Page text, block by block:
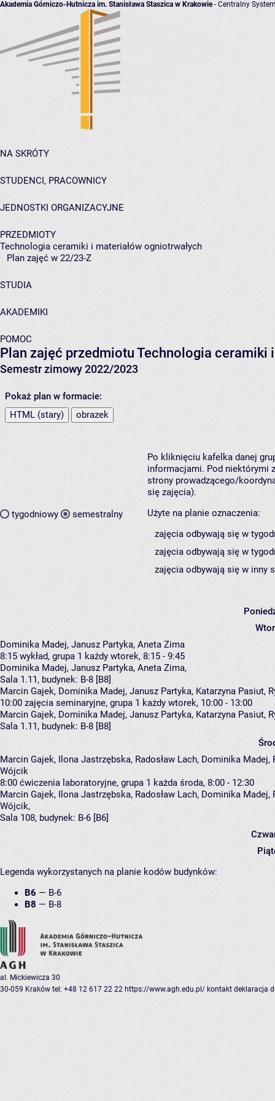
Akademia Górniczo-Hutnicza im. Stanisława Staszica w Krakowie- Centralny
NA SKRÓTY
STUDENCI, PRACOWNICY
JEDNOSTKI ORGANIZACYJNE
PRZEDMIOTY
Technologia ceramiki i materiałów ogniotrwałych
Plan zajęć w 22/23-Z
STUDIA
AKADEMIKI
POMOC
Plan zajęć przedmiotu Technologia ceramiki
Semestr zimowy 2022/2023
Pokaż plan w formacie:
HTML (stary)
obrazek
tygodniowy semestralny
Po kliknięciu kafelka danej
informacjami. Pod niektórymi
strony prowadzącego/
się zajęcia).
Użyte na planie oznaczenia:
zajęcia odbywają się w
zajęcia odbywają się w
zajęcia odbywają się w inny
Dominika Madej, Janusz Partyka, Aneta Zima
8:15 wykład, grupa 1 każdy wtorek, 8:15 - 9:45
Dominika Madej, Janusz Partyka, Aneta Zima,
Sala 1.11, budynek: B-8 [B8]
Marcin Gajek, Dominika Madej, Janusz Partyka, Katarzyna Pasiut,
10:00 zajęcia seminaryjne, grupa 1 każdy wtorek, 10:00 - 13:00
Marcin Gajek, Dominika Madej, Janusz Partyka, Katarzyna Pasiut,
Sala 1.11, budynek: B-8 [B8]
Marcin Gajek, Ilona Jastrzębska, Radosław Lach, Dominika
Wójcik
8:00 ćwiczenia laboratoryjne, grupa 1 każda środa, 8:00 - 12:30
Marcin Gajek, Ilona Jastrzębska, Radosław Lach, Dominika Madej,
Wójcik,
Sala 108, budynek: B-6 [B6]
Legenda wykorzystanych na planie kodów budynków:
B6 — B-6
B8 — B-8
al. Mickiewicza 30
30-059 Kraków tel: +48 12 617 22 22 https://www.agh.edu.pl/ kontakt deklaracja